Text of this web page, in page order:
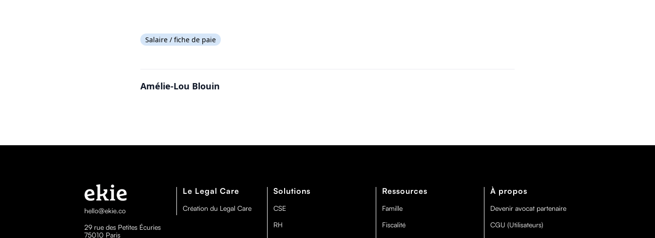
Salaire / fiche de paie
Amélie-Lou Blouin
hello@ekie.co
29 rue des Petites Écuries
75010 Paris
Le Legal Care
Création du Legal Care
Solutions
CSE
RH
Ressources
Famille
Fiscalité
À propos
Devenir avocat partenaire
CGU (Utilisateurs)